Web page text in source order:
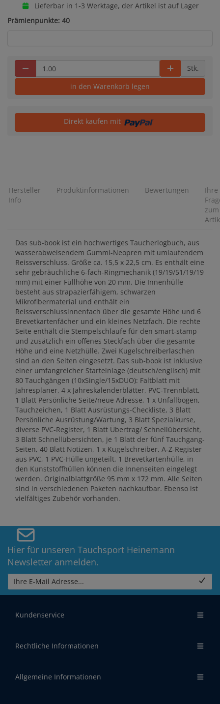
Lieferbar in 1-3 Werktage, der Artikel ist auf Lager
Prämienpunkte: 40
Stk.
in den Warenkorb legen
Direkt kaufen mit
Hersteller
Info
Produktinformationen Bewertungen
Ihre
zum
Das sub-book ist ein hochwertiges Taucherlogbuch, aus
wasserabweisendem Gummi-Neopren mit umlaufendem
Reissverschluss. Größe ca. 15,5 x 22,5 cm. Es enthält eine
sehr gebräuchliche 6-fach-Ringmechanik (19/19/51/19/19
mm) mit einer Füllhöhe von 20 mm. Die Innenhülle
besteht aus strapazierfähigem, schwarzen
Mikrofibermaterial und enthält ein
Reissverschlussinnenfach über die gesamte Höhe und 6
Brevetkartenfächer und ein kleines Netzfach. Die rechte
Seite enthält die Stempelschlaufe für den smart-stamp
und zusätzlich ein offenes Steckfach über die gesamte
Höhe und eine Netzhülle. Zwei Kugelschreiberlaschen
sind an den Seiten eingesetzt. Das sub-book ist inklusive
einer umfangreicher Starteinlage (deutsch/englisch) mit
80 Tauchgängen (10xSingle/15xDUO): Faltblatt mit
Jahresplaner, 4 x Jahreskalenderblätter, PVC-Trennblatt,
1 Blatt Persönliche Seite/neue Adresse, 1 x Unfallbogen,
Tauchzeichen, 1 Blatt Ausrüstungs-Checkliste, 3 Blatt
Persönliche Ausrüstung/Wartung, 3 Blatt Spezialkurse,
diverse PVC-Register, 1 Blatt Übertrag/ Schnellübersicht,
3 Blatt Schnellübersichten, je 1 Blatt der fünf Tauchgang-
Seiten, 40 Blatt Notizen, 1 x Kugelschreiber, A-Z-Register
aus PVC, 1 PVC-Hülle ungeteilt, 1 Brevetkartenhülle, in
den Kunststoffhüllen können die Innenseiten eingelegt
werden. Originalblattgröße 95 mm x 172 mm. Alle Seiten
sind in verschiedenen Paketen nachkaufbar. Ebenso ist
vielfältiges Zubehör vorhanden.
Hier für unseren Tauchsport Heinemann
Newsletter anmelden.
Ihre E-Mail Adresse...
Kundenservice
Rechtliche Informationen
Allgemeine Informationen